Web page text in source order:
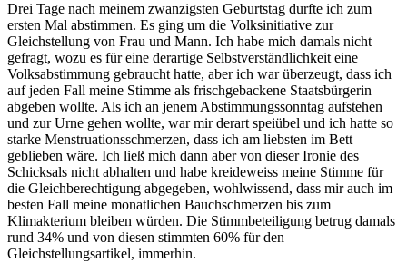
Drei Tage nach meinem zwanzigsten Geburtstag durfte ich zum
ersten Mal abstimmen. Es ging um die Volksinitiative zur
Gleichstellung von Frau und Mann. Ich habe mich damals nicht
gefragt, wozu es für eine derartige Selbstverständlichkeit eine
Volksabstimmung gebraucht hatte, aber ich war überzeugt, dass ich
auf jeden Fall meine Stimme als frischgebackene Staatsbürgerin
abgeben wollte. Als ich an jenem Abstimmungssonntag aufstehen
und zur Urne gehen wollte, war mir derart speiübel und ich hatte so
starke Menstruationsschmerzen, dass ich am liebsten im Bett
geblieben wäre. Ich ließ mich dann aber von dieser Ironie des
Schicksals nicht abhalten und habe kreideweiss meine Stimme für
die Gleichberechtigung abgegeben, wohlwissend, dass mir auch im
besten Fall meine monatlichen Bauchschmerzen bis zum
Klimakterium bleiben würden. Die Stimmbeteiligung betrug damals
rund 34% und von diesen stimmten 60% für den
Gleichstellungsartikel, immerhin.